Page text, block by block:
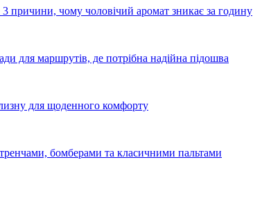
причини, чому чоловічий аромат зникає за годину
для маршрутів, де потрібна надійна підошва
для щоденного комфорту
бомберами та класичними пальтами